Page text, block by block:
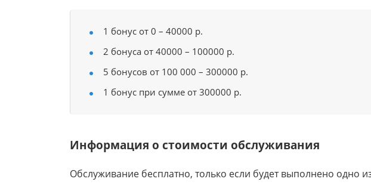
1 бонус от 0 – 40000 р.
2 бонуса от 40000 – 100000 р.
5 бонусов от 100 000 – 300000 р.
1 бонус при сумме от 300000 р.
Информация о стоимости обслуживания
Обслуживание бесплатно, только если будет выполнено одно